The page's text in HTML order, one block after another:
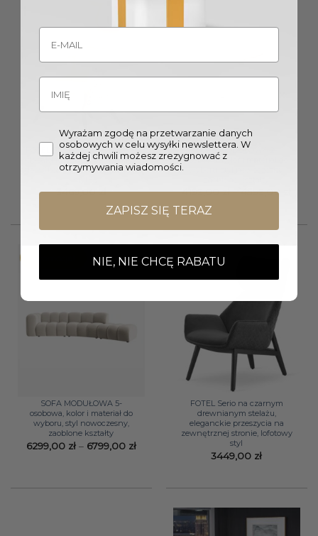
FOTEL Skive wypoczynkowy,
do salonu, velvetowa tkanina
do wyboru, uszak, designerski
3469,00zł
SOFA MODUŁOWA 2-
osobowa, kolor i materiał do
4199,00zł – 4599,00
do
SOFA MODUŁOWA 5-
osobowa, kolor i materiał do
wyboru, styl nowoczesny,
zaoblone kształty
6299,00 zł – 6799,00 złZakres
6799,00 zł
FOTEL Serio na czarnym
drewnianym stelażu,
eleganckie przeszycia na
zewnętrznej stronie, lofotowy
styl
3449,00 zł
Wyrażam zgodę na przetwarzanie danych
osobowych w celu wysyłki newslettera. W
każdej chwili możesz zrezygnować z
otrzymywania wiadomości.
ZAPISZ SIĘ TERAZ
NIE, NIE CHCĘ RABATU